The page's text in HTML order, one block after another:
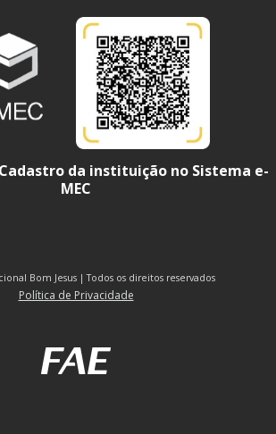
da instituição no Sistema e-
MEC
Bom Jesus | Todos os direitos reservados
Política de Privacidade